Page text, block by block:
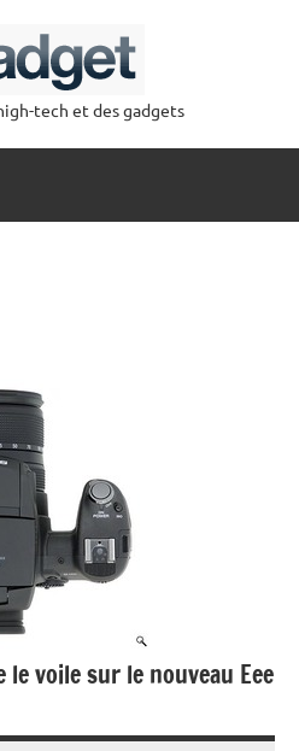
tech et des gadgets
le voile sur le nouveau Eee